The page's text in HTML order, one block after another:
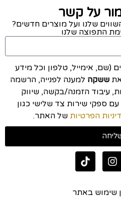
על קשר
שלנו ועל מוצרים חדשים?
התפוצה שלנו
(שם, אימייל, טלפון וכל מידע
ששקה למענה לפנייה, הרשמה
עיבוד הזמנה/בקשה, שיווק
עם ספקי שירות צד שלישי כגון
הפרטיות של האתר.
שימוש באתר